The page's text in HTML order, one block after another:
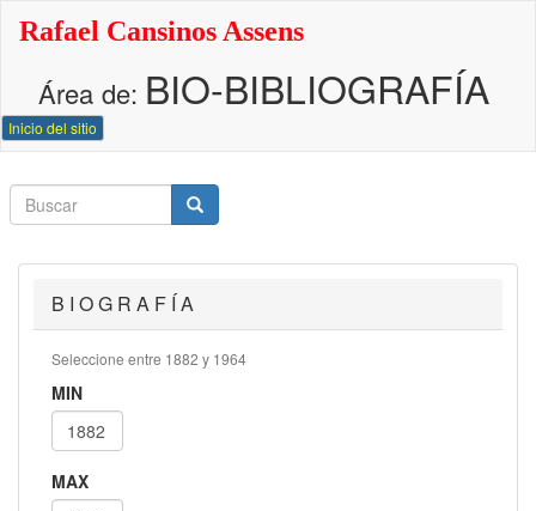
principal
Rafael Cansinos Assens
Área de: BIO-BIBLIOGRAFÍA
Inicio del sitio
Buscar
Buscar
Buscar
B I O G R A F Í A
Seleccione entre 1882 y 1964
MIN
MAX